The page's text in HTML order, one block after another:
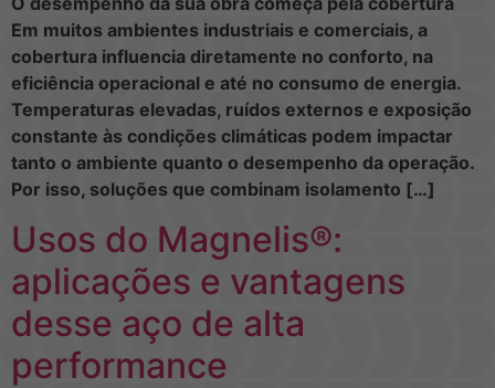
Em muitos ambientes industriais e comerciais, a
cobertura influencia diretamente no conforto, na
eficiência operacional e até no consumo de energia.
Temperaturas elevadas, ruídos externos e exposição
constante às condições climáticas podem impactar
tanto o ambiente quanto o desempenho da operação.
Por isso, soluções que combinam isolamento […]
Usos do Magnelis®:
aplicações e vantagens
desse aço de alta
performance